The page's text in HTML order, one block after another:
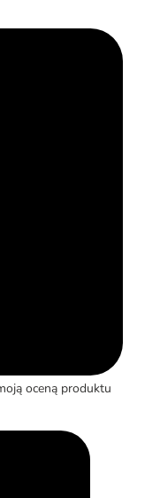
oceną produktu